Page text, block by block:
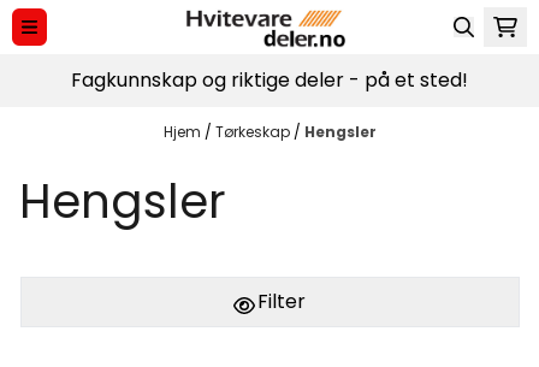
Hopp til innhold
Fagkunnskap og riktige deler - på et sted!
Hjem / Tørkeskap / Hengsler
Hengsler
Filter